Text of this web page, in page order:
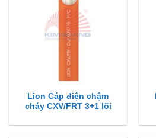
Lion Cáp điện chậm
cháy CXV/FRT 3+1 lõi